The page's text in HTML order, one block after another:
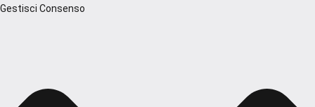
Gestisci Consenso